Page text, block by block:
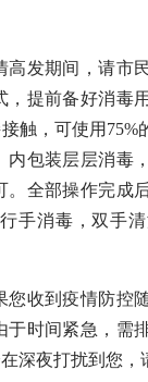
发期间，请市
提前备好消毒
触，可使用75%
包装层层消毒
全部操作完成
手消毒，双手
收到疫情防控
时间紧急，需
深夜打扰到您，